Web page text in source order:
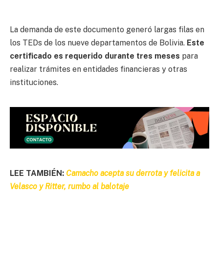
La demanda de este documento generó largas filas en
los TEDs de los nueve departamentos de Bolivia. Este
certificado es requerido durante tres meses para
realizar trámites en entidades financieras y otras
instituciones.
LEE TAMBIÉN: Camacho acepta su derrota y felicita a
Velasco y Ritter, rumbo al balotaje